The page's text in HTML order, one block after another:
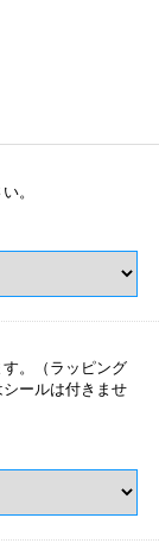
。
。（ラッピング
ールは付きませ